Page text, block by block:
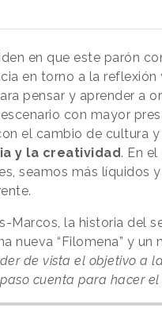
en que este parón
en torno a la reflexión
pensar y aprender a
con mayor
el cambio de cultura
y la creatividad. En
seamos más líquidos
Marcos, la historia del
nueva “Filomena” y un
de vista el objetivo a
cuenta para hacer